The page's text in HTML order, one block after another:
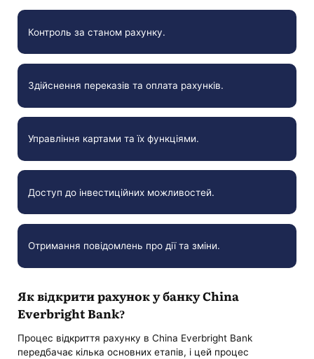
Контроль за станом рахунку.
Здійснення переказів та оплата рахунків.
Управління картами та їх функціями.
Доступ до інвестиційних можливостей.
Отримання повідомлень про дії та зміни.
Як відкрити рахунок у банку China
Everbright Bank?
Процес відкриття рахунку в China Everbright Bank
передбачає кілька основних етапів, і цей процес